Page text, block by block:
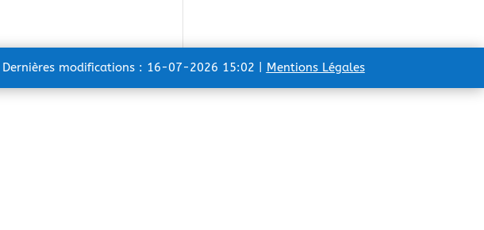
| Dernières modifications : 16-07-2026 15:02 | Mentions Légales